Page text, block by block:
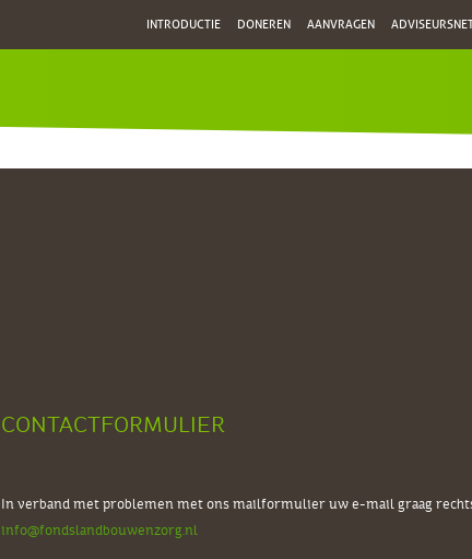
INTRODUCTIE DONEREN AANVRAGEN
CONTACTFORMULIER
In verband met problemen met ons mailformulier uw e-mail graag
info@fondslandbouwenzorg.nl